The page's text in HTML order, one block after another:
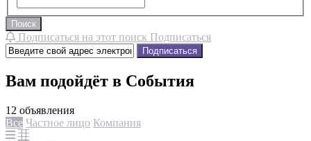
Поиск
Подписаться на этот поиск Подписаться
Подписаться
Вам подойдёт в События
12 объявления
Все Частное лицо Компания